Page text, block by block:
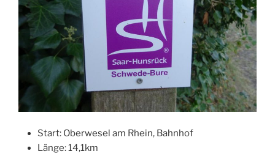
Start: Oberwesel am Rhein, Bahnhof
Länge: 14,1km